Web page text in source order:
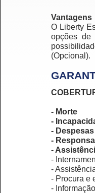
Vantagens
O Liberty
opções de
(Opcional).
- Morte
-
-
-
-
-
-
- Procura e
-